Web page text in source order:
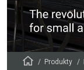
Produkty